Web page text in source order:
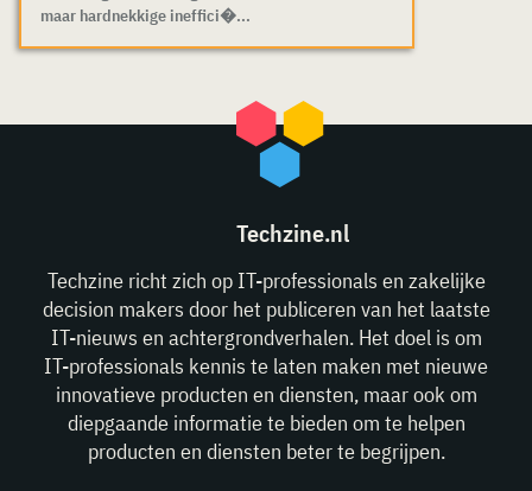
maar hardnekkige ineffici�...
Techzine.nl
Techzine richt zich op IT-professionals en zakelijke
decision makers door het publiceren van het laatste
IT-nieuws en achtergrondverhalen. Het doel is om
IT-professionals kennis te laten maken met nieuwe
innovatieve producten en diensten, maar ook om
diepgaande informatie te bieden om te helpen
producten en diensten beter te begrijpen.